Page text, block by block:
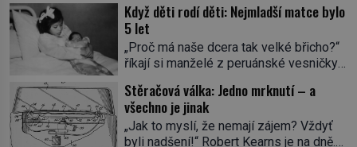
jedním z nejstarších knírů musíme až do
starověkého Egypta. Najdeme ho na
soše egyptského prince Rahotepa, jenž
žil ve 26. století před naším
letopočtem! Není to ale něco obvyklého,
proto právě obyvatelé ze stínu pyramid
dbají na hygienu a kompletně holí […]
Když děti rodí děti: Nejmladší matce bylo
5 let
„Proč má naše dcera tak velké břicho?“
říkají si manželé z peruánské vesničky
nemocnice. Nemá ale v břiše nádor, jak
se obávali, ale sedmiměsíční plod! Ve
věku 5 let, 7 měsíců a 21 dnů porodí
Lina Medina (*1933) císařským řezem
Stěračová válka: Jedno mrknutí – a
všechno je jinak
„Jak to myslí, že nemají zájem? Vždyť
byli nadšení!“ Robert Kearns je na dně.